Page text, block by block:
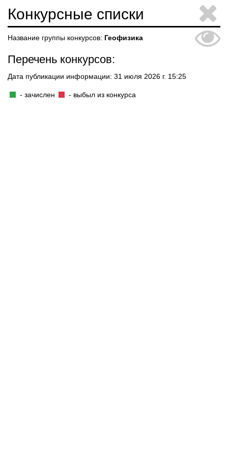
Конкурсные списки
Название группы конкурсов: Геофизика
Перечень конкурсов:
Дата публикации информации: 31 июля 2026 г. 15:25
- зачислен - выбыл из конкурса